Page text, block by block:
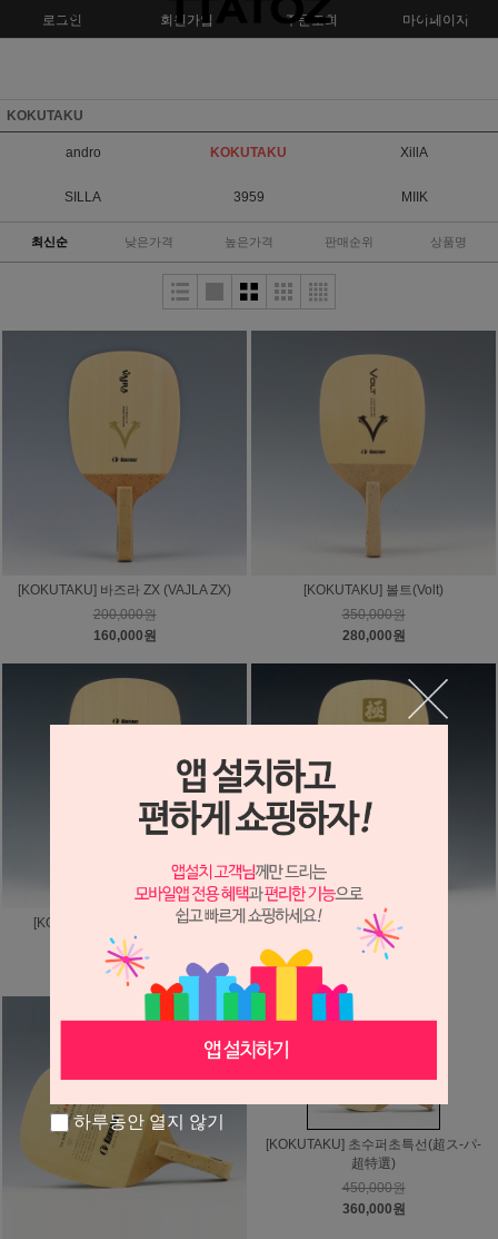
로그인 회원가입 주문조회 마이페이지
KOKUTAKU
andro KOKUTAKU XillA
SILLA 3959 MIIK
최신순 낮은가격 높은가격 판매순위 상품명
[KOKUTAKU] 바즈라 ZX (VAJLA ZX)
200,000원
160,000원
[KOKUTAKU] 볼트(Volt)
350,000원
280,000원
[KOKUTAKU] 소나타(SONATA)
100,000원
80,000원
[KOKUTAKU] 극(極)
550,000원
[KOKUTAKU] 초수퍼초특선(超ス-パ-
超特選)
450,000원
360,000원
하루동안 열지 않기